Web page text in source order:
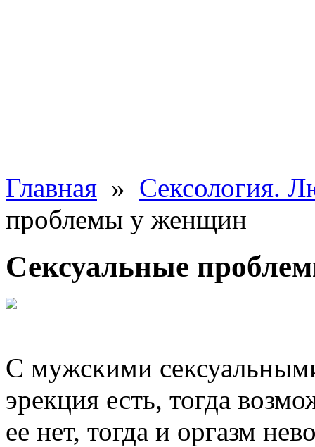
Главная » Сексология.
проблемы у женщин
Сексуальные
С мужскими
эрекция есть, тогда
ее нет, тогда и оргазм